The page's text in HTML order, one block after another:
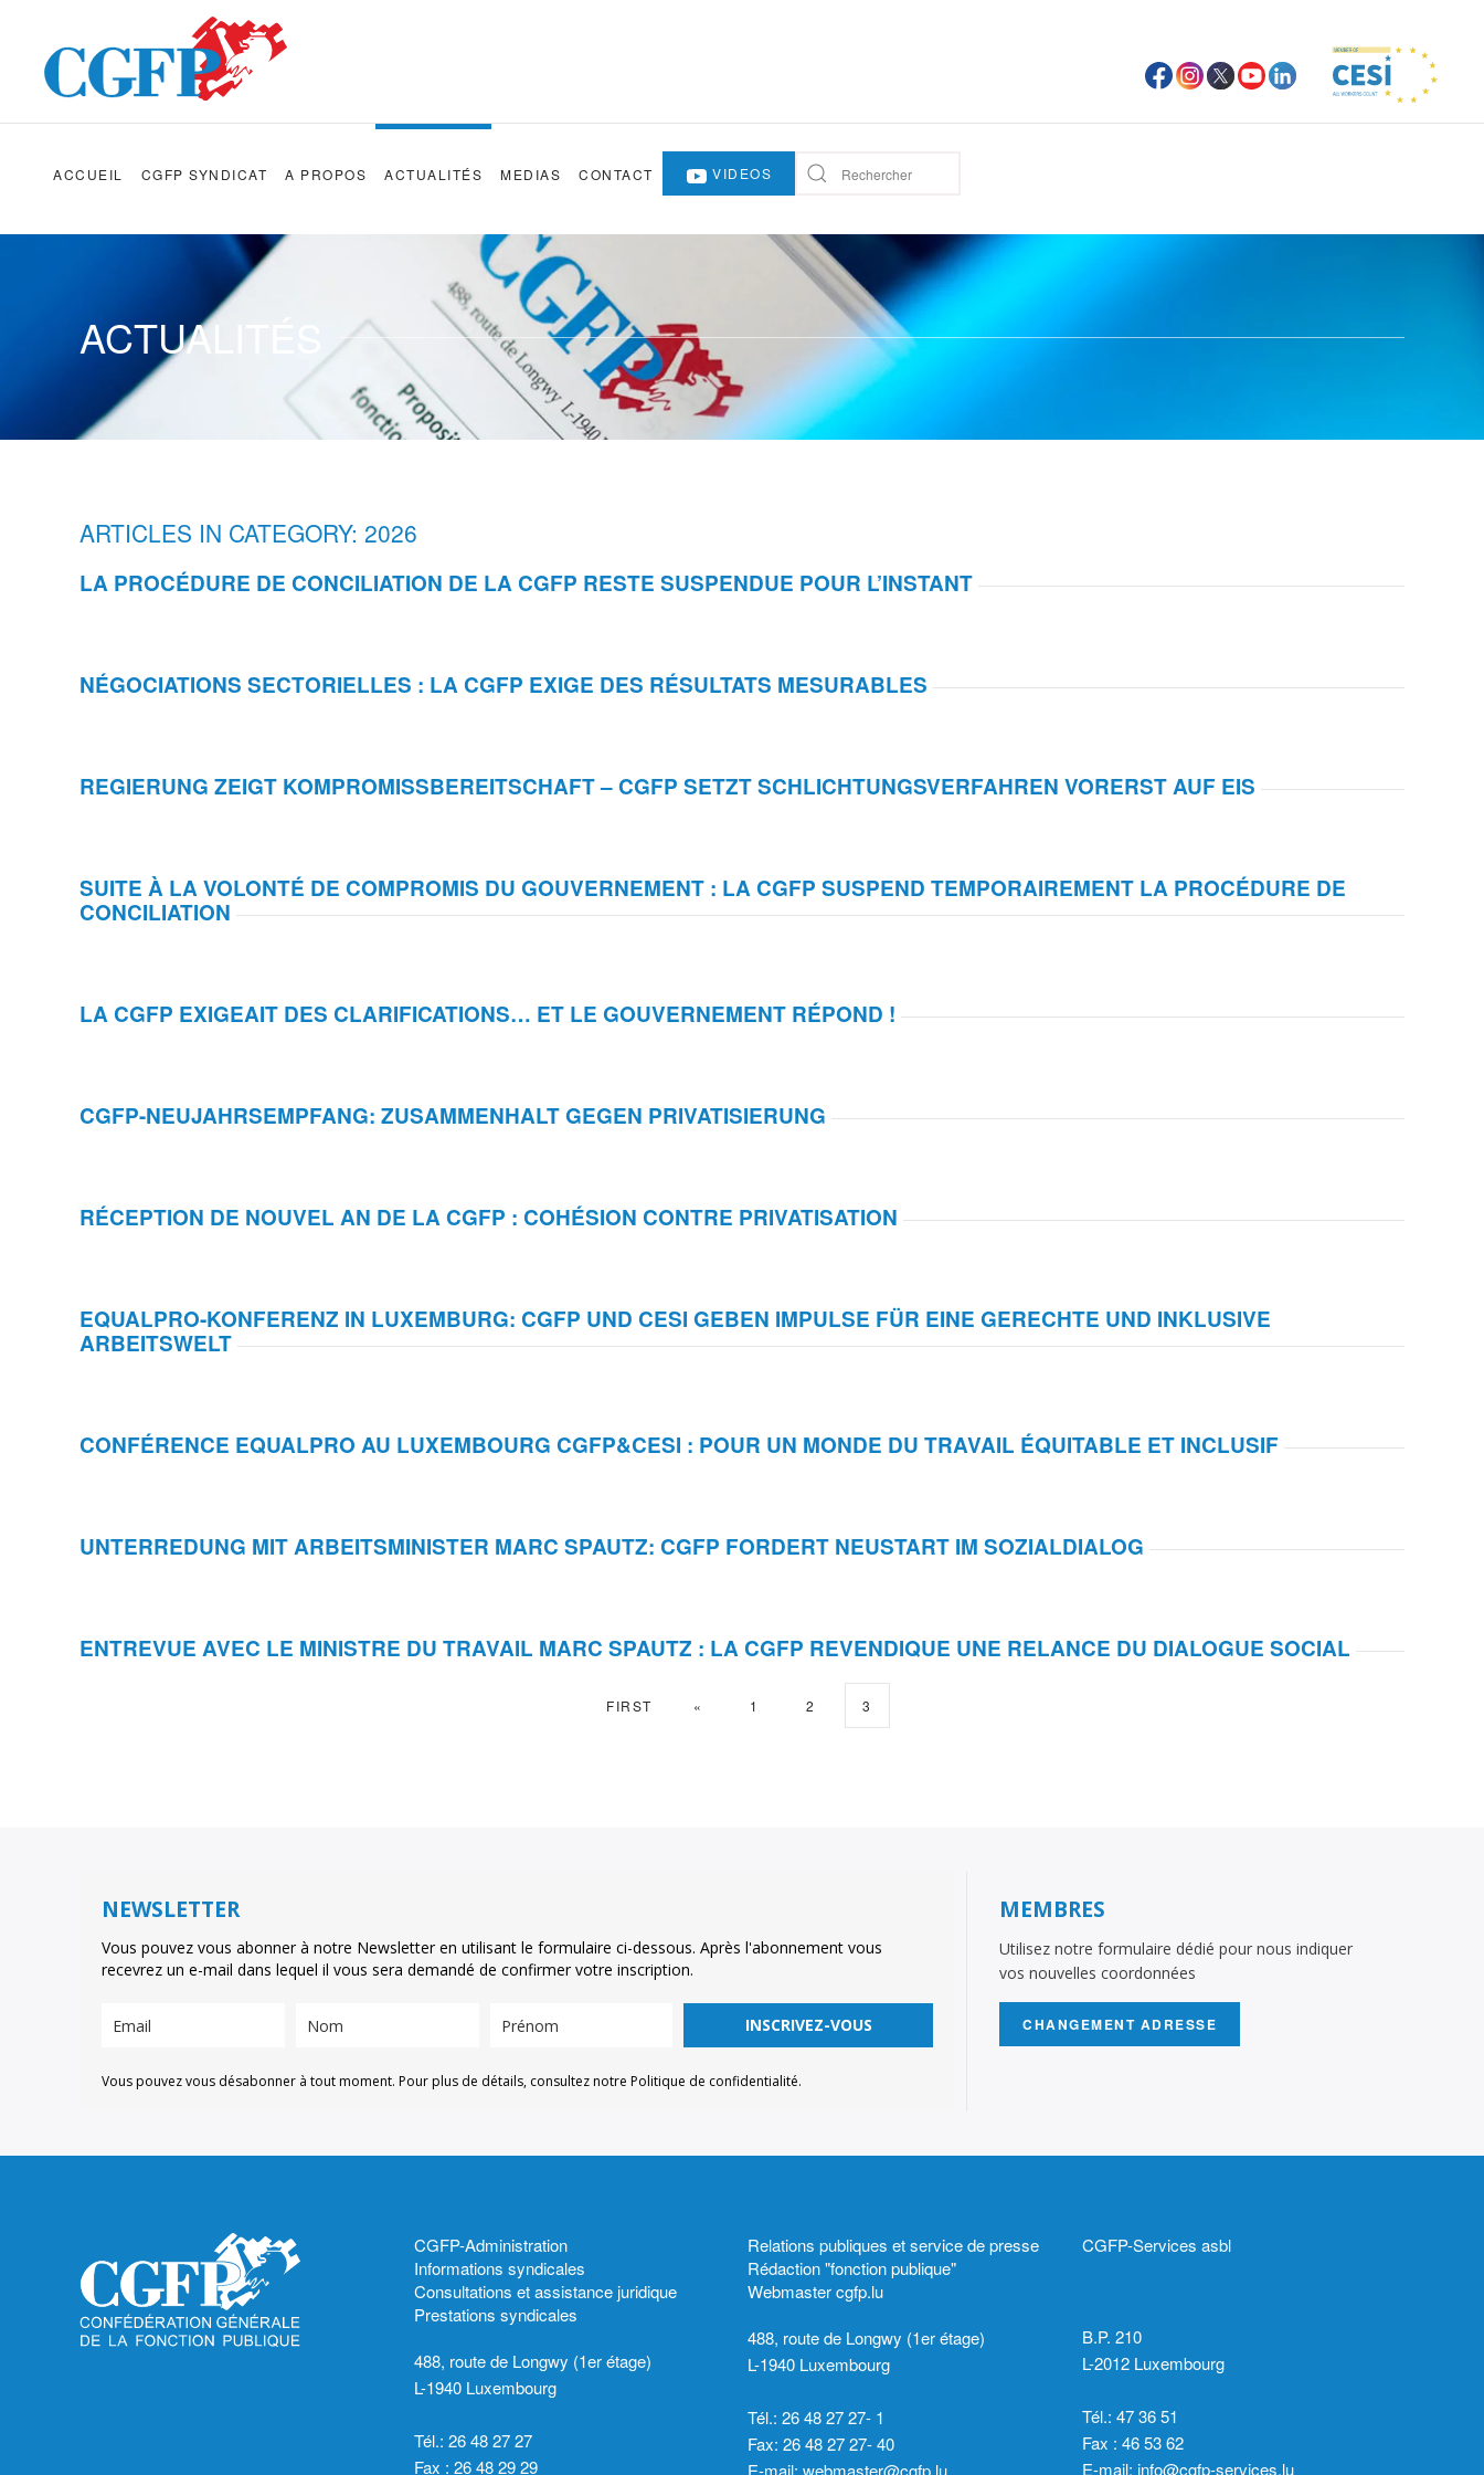
Skip to main content
ACCUEIL CGFP SYNDICAT A PROPOS ACTUALITÉS MEDIAS CONTACT VIDEOS
ACTUALITÉS
ARTICLES IN CATEGORY: 2026
LA PROCÉDURE DE CONCILIATION DE LA CGFP RESTE SUSPENDUE POUR L’INSTANT
NÉGOCIATIONS SECTORIELLES : LA CGFP EXIGE DES RÉSULTATS MESURABLES
REGIERUNG ZEIGT KOMPROMISSBEREITSCHAFT – CGFP SETZT SCHLICHTUNGSVERFAHREN VORERST AUF EIS
SUITE À LA VOLONTÉ DE COMPROMIS DU GOUVERNEMENT : LA CGFP SUSPEND TEMPORAIREMENT LA PROCÉDURE DE
CONCILIATION
LA CGFP EXIGEAIT DES CLARIFICATIONS… ET LE GOUVERNEMENT RÉPOND !
CGFP-NEUJAHRSEMPFANG: ZUSAMMENHALT GEGEN PRIVATISIERUNG
RÉCEPTION DE NOUVEL AN DE LA CGFP : COHÉSION CONTRE PRIVATISATION
EQUALPRO-KONFERENZ IN LUXEMBURG: CGFP UND CESI GEBEN IMPULSE FÜR EINE GERECHTE UND INKLUSIVE
ARBEITSWELT
CONFÉRENCE EQUALPRO AU LUXEMBOURG CGFP&CESI : POUR UN MONDE DU TRAVAIL ÉQUITABLE ET INCLUSIF
UNTERREDUNG MIT ARBEITSMINISTER MARC SPAUTZ: CGFP FORDERT NEUSTART IM SOZIALDIALOG
ENTREVUE AVEC LE MINISTRE DU TRAVAIL MARC SPAUTZ : LA CGFP REVENDIQUE UNE RELANCE DU DIALOGUE SOCIAL
FIRST « 1 2 3
NEWSLETTER
Vous pouvez vous abonner à notre Newsletter en utilisant le formulaire ci-dessous. Après l'abonnement vous
recevrez un e-mail dans lequel il vous sera demandé de confirmer votre inscription.
INSCRIVEZ-VOUS
Vous pouvez vous désabonner à tout moment. Pour plus de détails, consultez notre Politique de confidentialité.
MEMBRES
Utilisez notre formulaire dédié pour nous indiquer
vos nouvelles coordonnées
CHANGEMENT ADRESSE
CGFP-Administration
Informations syndicales
Consultations et assistance juridique
Prestations syndicales
488, route de Longwy (1er étage)
L-1940 Luxembourg
Tél.: 26 48 27 27
Fax : 26 48 29 29
Relations publiques et service de presse
Rédaction "fonction publique"
Webmaster cgfp.lu
488, route de Longwy (1er étage)
L-1940 Luxembourg
Tél.: 26 48 27 27- 1
Fax: 26 48 27 27- 40
E-mail: webmaster@cgfp.lu
CGFP-Services asbl
B.P. 210
L-2012 Luxembourg
Tél.: 47 36 51
Fax : 46 53 62
E-mail: info@cgfp-services.lu